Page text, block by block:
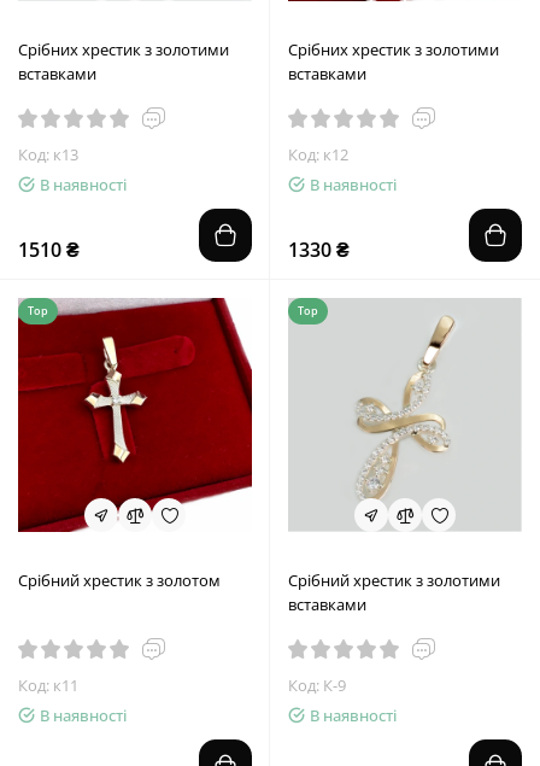
Срібних хрестик з золотими
вставками
Код: к13
В наявності
1510 ₴
Срібних хрестик з золотими
вставками
Код: к12
В наявності
1330 ₴
Top
Срібний хрестик з золотом
Код: к11
В наявності
Top
Срібний хрестик з золотими
вставками
Код: К-9
В наявності